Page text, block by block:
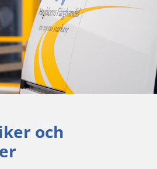
och